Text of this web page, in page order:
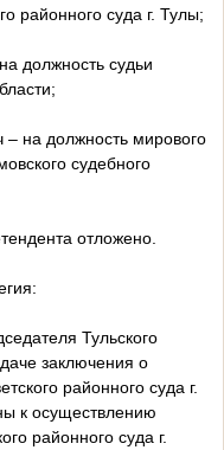
районного суда г. Тулы;
должность судьи
на должность мирового
судебного
отложено.
Тульского
заключения о
районного суда г.
к осуществлению
районного суда г.